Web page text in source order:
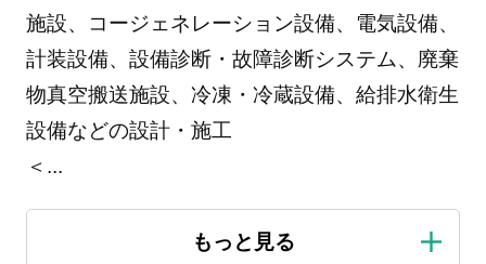
施設、コージェネレーション設備、電気設備、
計装設備、設備診断・故障診断システム、廃棄
物真空搬送施設、冷凍・冷蔵設備、給排水衛生
設備などの設計・施工
＜ ...